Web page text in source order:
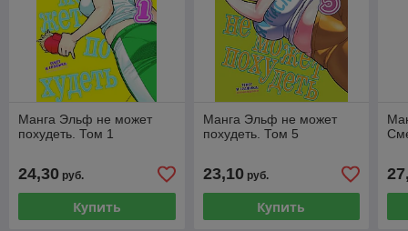
Манга Эльф не может
похудеть. Том 1
24,30 руб.
Купить
Манга Эльф не может
похудеть. Том 5
23,10руб.
Купить